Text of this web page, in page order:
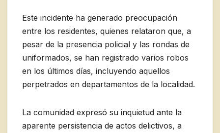
Este incidente ha generado preocupación
entre los residentes, quienes relataron que, a
pesar de la presencia policial y las rondas de
uniformados, se han registrado varios robos
en los últimos días, incluyendo aquellos
perpetrados en departamentos de la localidad.
La comunidad expresó su inquietud ante la
aparente persistencia de actos delictivos, a